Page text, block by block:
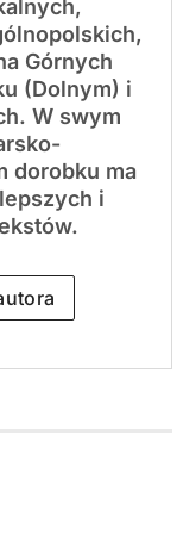
Górnych
(Dolnym) i
W swym
dorobku ma
i